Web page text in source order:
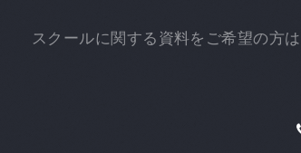
スクールに関する資料をご希望の方は